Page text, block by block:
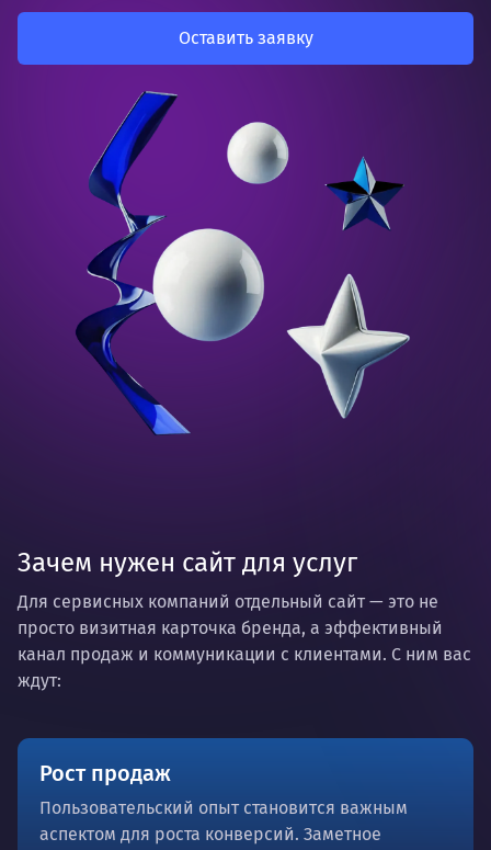
Оставить заявку
Зачем нужен сайт для услуг
Для сервисных компаний отдельный сайт — это не
просто визитная карточка бренда, а эффективный
канал продаж и коммуникации с клиентами. С ним вас
ждут:
Рост продаж
Пользовательский опыт становится важным
аспектом для роста конверсий. Заметное